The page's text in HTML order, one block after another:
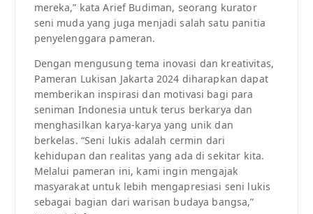
mereka,” kata Arief Budiman, seorang kurator
seni muda yang juga menjadi salah satu panitia
penyelenggara pameran.
Dengan mengusung tema inovasi dan kreativitas,
Pameran Lukisan Jakarta 2024 diharapkan dapat
memberikan inspirasi dan motivasi bagi para
seniman Indonesia untuk terus berkarya dan
menghasilkan karya-karya yang unik dan
berkelas. “Seni lukis adalah cermin dari
kehidupan dan realitas yang ada di sekitar kita.
Melalui pameran ini, kami ingin mengajak
masyarakat untuk lebih mengapresiasi seni lukis
sebagai bagian dari warisan budaya bangsa,”